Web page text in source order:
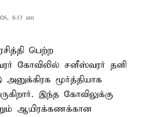
8:13 am
பெற்ற
கோவிலில் சனீஸ்வரர் தனி
மூர்த்தியாக
இந்த கோவிலுக்கு
ஆயிரக்கணக்கான